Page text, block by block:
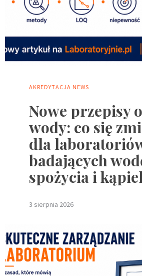
AKREDYTACJA NEWS
Nowe przepisy
wody: co się
dla
badających
spożycia i
3 sierpnia 2026